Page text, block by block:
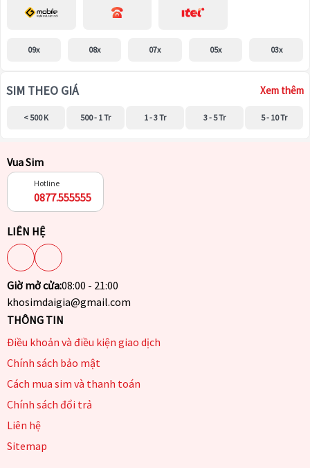
09x 08x 07x 05x 03x
SIM THEO GIÁ Xem thêm
< 500 K 500 - 1 Tr 1 - 3 Tr 3 - 5 Tr 5 - 10 Tr
Vua Sim
Hotline
0877.555555
LIÊN HỆ
Giờ mở cửa:08:00 - 21:00
khosimdaigia@gmail.com
THÔNG TIN
Điều khoản và điều kiện giao dịch
Chính sách bảo mật
Cách mua sim và thanh toán
Chính sách đổi trả
Liên hệ
Sitemap